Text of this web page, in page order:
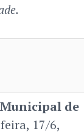
de
17/6,